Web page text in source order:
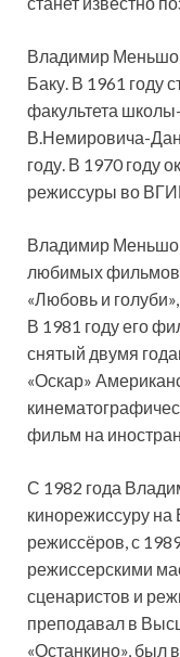
Владимир
Баку. В 1961 году
факультета
В.Немировича-
году. В 1970 году
режиссуры во
Владимир
любимых фильмов,
«Любовь и
В 1981 году его
снятый двумя
«Оскар»
фильм на
С 1982 года
кинорежиссуру на
режиссёров, с
режиссерскими
сценаристов и
преподавал в
«Останкино», был